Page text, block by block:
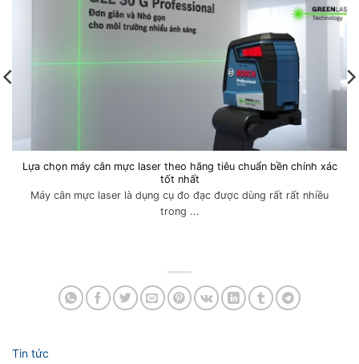
Lựa chọn máy cân mực laser theo hãng tiêu chuẩn bền chính xác
tốt nhất
Máy cân mực laser là dụng cụ đo đạc được dùng rất rất nhiều
trong ...